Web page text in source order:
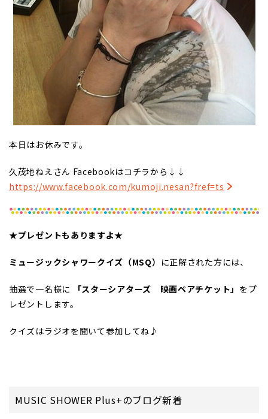
本日はお休みです。
久茂地ねえさん Facebookはコチラから↓↓
https://www.facebook.com/kumoji.nesan?fref=ts
★プレゼントもありますよ★
ミュージックシャワークイズ（MSQ） に正解された方には、
抽選で一名様に 「スターシアターズ 映画ペアチケット」 をプ
レゼントします。
クイズはラジオを聞いて参加してね♪
MUSIC SHOWER Plus+のブログ新着